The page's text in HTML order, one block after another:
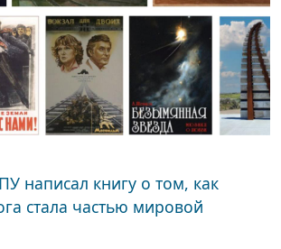
написал книгу о том, как
стала частью мировой